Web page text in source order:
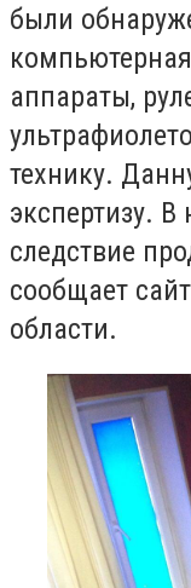
были
аппараты,
технику.
экспертизу.
следствие
сообщает
области.